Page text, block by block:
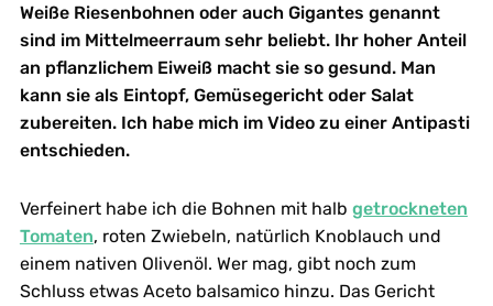
Weiße Riesenbohnen oder auch Gigantes genannt
sind im Mittelmeerraum sehr beliebt. Ihr hoher Anteil
an pflanzlichem Eiweiß macht sie so gesund. Man
kann sie als Eintopf, Gemüsegericht oder Salat
zubereiten. Ich habe mich im Video zu einer Antipasti
entschieden.
Verfeinert habe ich die Bohnen mit halb getrockneten
Tomaten, roten Zwiebeln, natürlich Knoblauch und
einem nativen Olivenöl. Wer mag, gibt noch zum
Schluss etwas Aceto balsamico hinzu. Das Gericht